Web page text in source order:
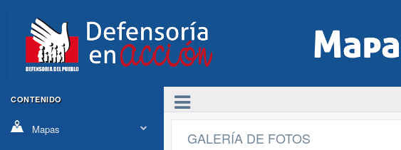
CONTENIDO
Mapas GALERÍA DE FOTOS